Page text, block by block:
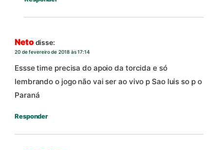
Neto disse:
20 de fevereiro de 2018 às 17:14
Essse time precisa do apoio da torcida e só
lembrando o jogo não vai ser ao vivo p Sao luis so p o
Paraná
Responder